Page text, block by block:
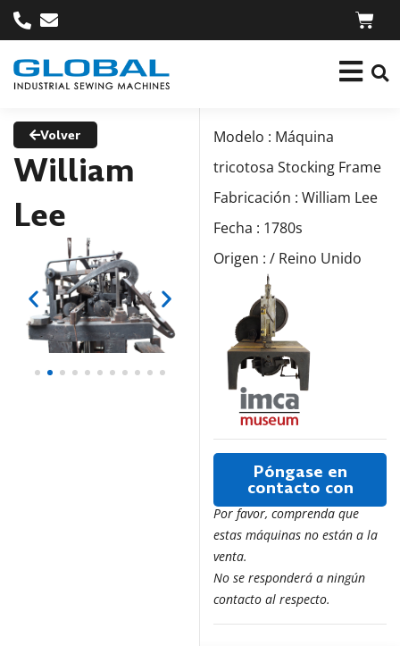
Volver
William
Lee
Modelo : Máquina
tricotosa Stocking Frame
Fabricación : William Lee
Fecha : 1780s
Origen : / Reino Unido
Por favor, comprenda que
estas máquinas no están a la
venta.
No se responderá a ningún
contacto al respecto.
Póngase en
contacto con